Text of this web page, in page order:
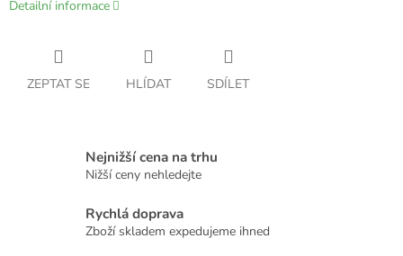
Detailní informace
ZEPTAT SE HLÍDAT SDÍLET
Nejnižší cena na trhu
Nižší ceny nehledejte
Rychlá doprava
Zboží skladem expedujeme ihned